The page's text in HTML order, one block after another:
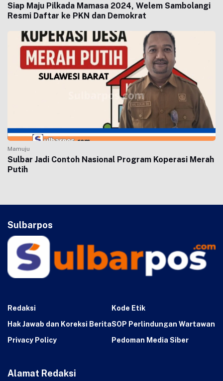
Siap Maju Pilkada Mamasa 2024, Welem Sambolangi
Resmi Daftar ke PKN dan Demokrat
Mamuju
Sulbar Jadi Contoh Nasional Program Koperasi Merah
Putih
Sulbarpos
Redaksi
Kode Etik
Hak Jawab dan Koreksi BeritaSOP Perlindungan Wartawan
Privacy Policy
Pedoman Media Siber
Alamat Redaksi